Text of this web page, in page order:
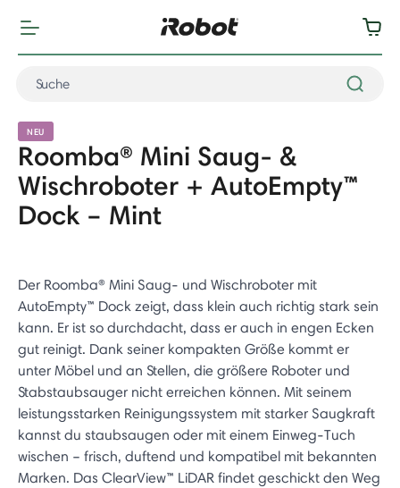
NEU
Roomba® Mini Saug- &
Wischroboter + AutoEmpty™
Dock – Mint
Der Roomba® Mini Saug- und Wischroboter mit
AutoEmpty™ Dock zeigt, dass klein auch richtig stark sein
kann. Er ist so durchdacht, dass er auch in engen Ecken
gut reinigt. Dank seiner kompakten Größe kommt er
unter Möbel und an Stellen, die größere Roboter und
Stabstaubsauger nicht erreichen können. Mit seinem
leistungsstarken Reinigungssystem mit starker Saugkraft
kannst du staubsaugen oder mit einem Einweg-Tuch
wischen – frisch, duftend und kompatibel mit bekannten
Marken. Das ClearView™ LiDAR findet geschickt den Weg